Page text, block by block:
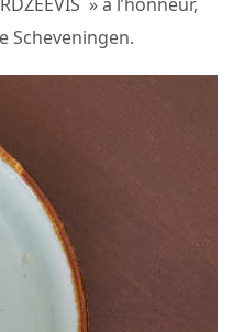
Scheveningen.